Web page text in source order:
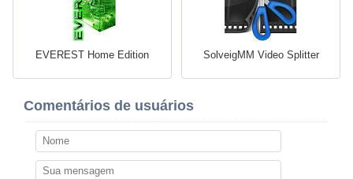
EVEREST Home Edition SolveigMM Video Splitter
Comentários de usuários